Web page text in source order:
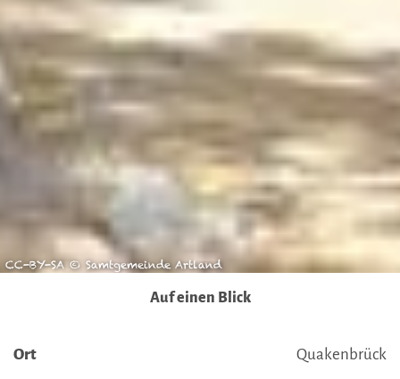
verarbeitet werden können. Wenn Sie auf "Auswahl
manuell festlegen" klicken und keine der optionalen
Boxen (Präferenzen, Statistiken oder Marketing
ausgewählt haben, findet die vorgehend beschriebene
Übermittlung nicht statt. Weitere Informationen erhalten
Sie in unseren Datenschutzhinweisen.
Ausführlich informieren wir Sie darüber gerne hier:
| Impressum
CC-BY-SA © Samtgemeinde Artland
Auf einen Blick
Ort Quakenbrück